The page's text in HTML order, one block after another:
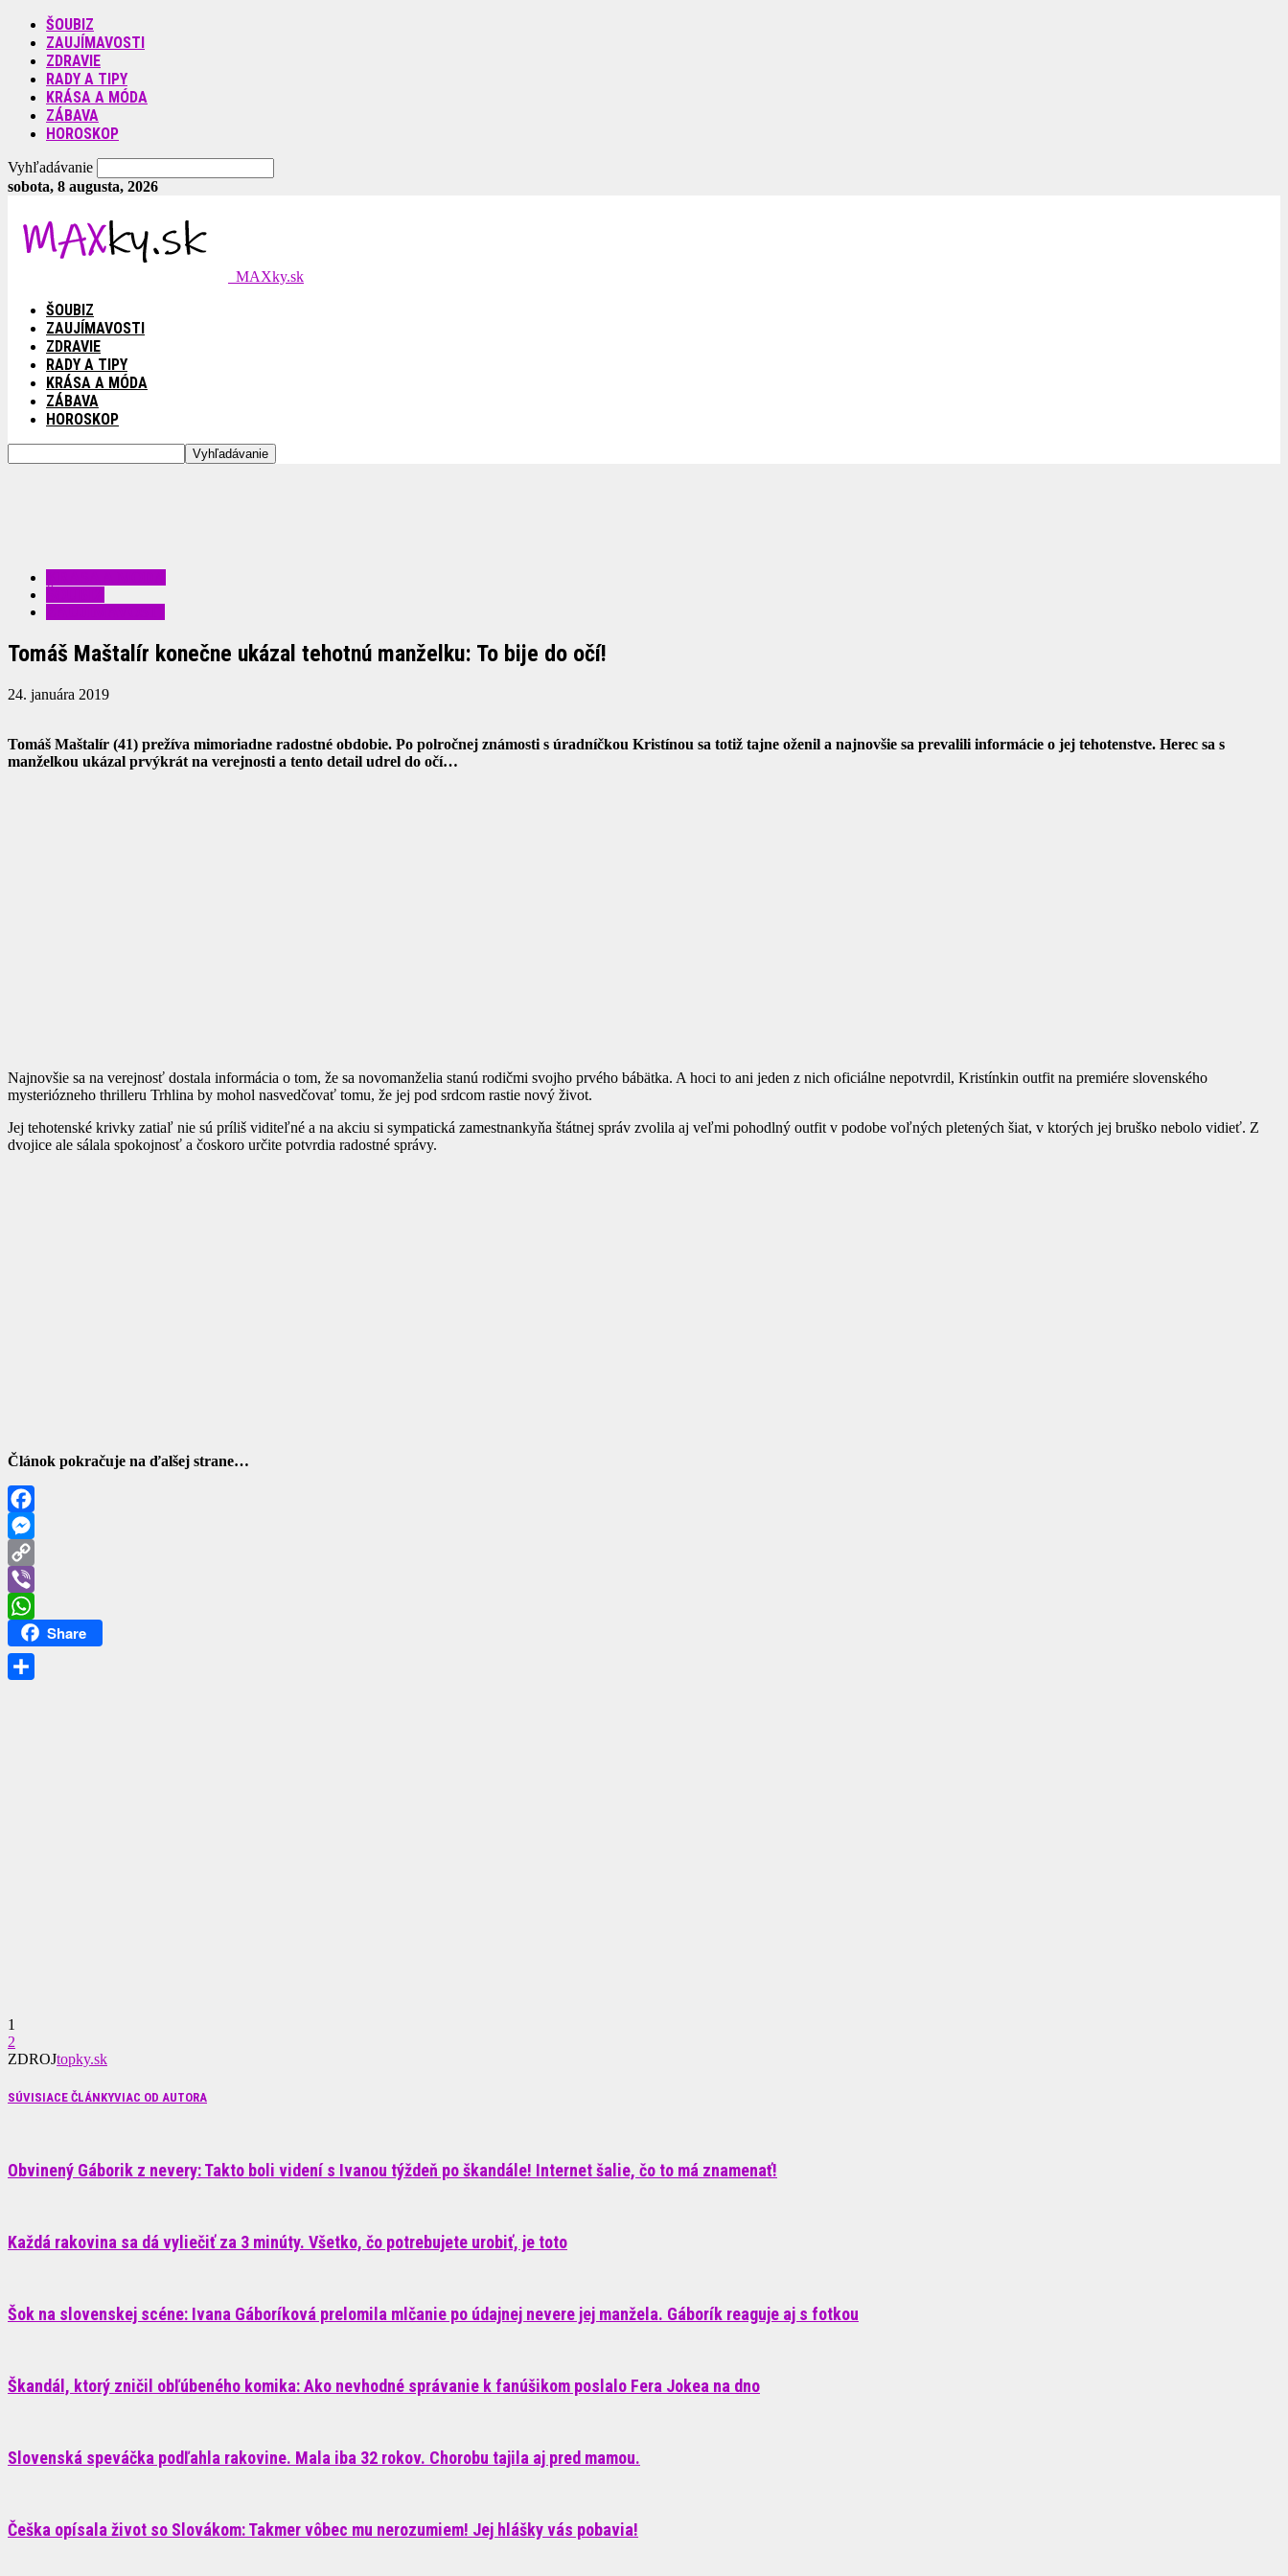
ŠOUBIZ
ZAUJÍMAVOSTI
ZDRAVIE
RADY A TIPY
KRÁSA A MÓDA
ZÁBAVA
HOROSKOP
Vyhľadávanie
sobota, 8 augusta, 2026
MAXky.sk
ŠOUBIZ
ZAUJÍMAVOSTI
ZDRAVIE
RADY A TIPY
KRÁSA A MÓDA
ZÁBAVA
HOROSKOP
Tomáš Maštalír konečne ukázal tehotnú manželku: To bije do očí!
24. januára 2019
Tomáš Maštalír (41) prežíva mimoriadne radostné obdobie. Po polročnej známosti s úradníčkou Kristínou sa totiž tajne oženil a najnovšie sa prevalili informácie o jej tehotenstve. Herec sa s
manželkou ukázal prvýkrát na verejnosti a tento detail udrel do očí…
Najnovšie sa na verejnosť dostala informácia o tom, že sa novomanželia stanú rodičmi svojho prvého bábätka. A hoci to ani jeden z nich oficiálne nepotvrdil, Kristínkin outfit na premiére slovenského
mysteriózneho thrilleru Trhlina by mohol nasvedčovať tomu, že jej pod srdcom rastie nový život.
Jej tehotenské krivky zatiaľ nie sú príliš viditeľné a na akciu si sympatická zamestnankyňa štátnej správ zvolila aj veľmi pohodlný outfit v podobe voľných pletených šiat, v ktorých jej bruško nebolo vidieť. Z
dvojice ale sálala spokojnosť a čoskoro určite potvrdia radostné správy.
Článok pokračuje na ďalšej strane…
Facebook
Messenger
Copy
Link
Viber
WhatsApp
Share
1
2
ZDROJtopky.sk
SÚVISIACE ČLÁNKYVIAC OD AUTORA
Obvinený Gáborik z nevery: Takto boli videní s Ivanou týždeň po škandále! Internet šalie, čo to má znamenať!
Každá rakovina sa dá vyliečiť za 3 minúty. Všetko, čo potrebujete urobiť, je toto
Šok na slovenskej scéne: Ivana Gáboríková prelomila mlčanie po údajnej nevere jej manžela. Gáborík reaguje aj s fotkou
Škandál, ktorý zničil obľúbeného komika: Ako nevhodné správanie k fanúšikom poslalo Fera Jokea na dno
Slovenská speváčka podľahla rakovine. Mala iba 32 rokov. Chorobu tajila aj pred mamou.
Češka opísala život so Slovákom: Takmer vôbec mu nerozumiem! Jej hlášky vás pobavia!